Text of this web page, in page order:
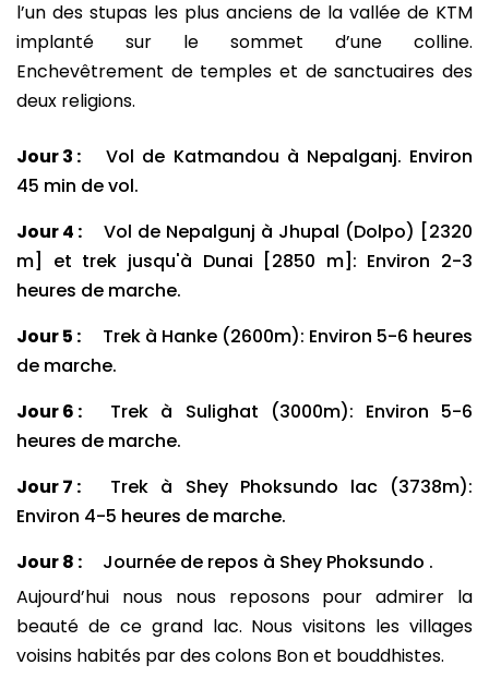
l’un des stupas les plus anciens de la vallée de KTM
implanté sur le sommet d’une colline.
Enchevêtrement de temples et de sanctuaires des
deux religions.
Jour 3 :
Vol de Katmandou à Nepalganj. Environ
45 min de vol.
Jour 4 :
Vol de Nepalgunj à Jhupal (Dolpo) [2320
m] et trek jusqu'à Dunai [2850 m]: Environ 2-3
heures de marche.
Jour 5 :
Trek à Hanke (2600m): Environ 5-6 heures
de marche.
Jour 6 :
Trek à Sulighat (3000m): Environ 5-6
heures de marche.
Jour 7 :
Trek à Shey Phoksundo lac (3738m):
Environ 4-5 heures de marche.
Jour 8 :
Journée de repos à Shey Phoksundo .
Aujourd’hui nous nous reposons pour admirer la
beauté de ce grand lac. Nous visitons les villages
voisins habités par des colons Bon et bouddhistes.